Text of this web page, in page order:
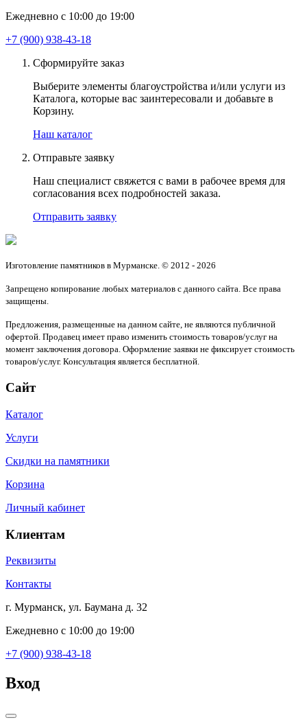
Ежедневно с 10:00 до 19:00
+7 (900) 938-43-18
Сформируйте заказ
Выберите элементы благоустройства и/или услуги из
Каталога, которые вас заинтересовали и добавьте в
Корзину.
Наш каталог
Отправьте заявку
Наш специалист свяжется с вами в рабочее время для
согласования всех подробностей заказа.
Отправить заявку
Изготовление памятников в Мурманске. © 2012 - 2026
Запрещено копирование любых материалов с данного сайта. Все права
защищены.
Предложения, размещенные на данном сайте, не являются публичной
офертой. Продавец имеет право изменить стоимость товаров/услуг на
момент заключения договора. Оформление заявки не фиксирует стоимость
товаров/услуг. Консультация является бесплатной.
Сайт
Каталог
Услуги
Скидки на памятники
Корзина
Личный кабинет
Клиентам
Реквизиты
Контакты
г. Мурманск, ул. Баумана д. 32
Ежедневно с 10:00 до 19:00
+7 (900) 938-43-18
Вход